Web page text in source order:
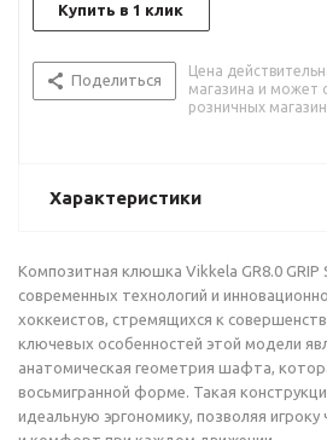
Купить в 1 клик
Поделиться
Цена
магазина и может
розничных
Характеристики
Композитная клюшка Vikkela GR8.0
современных технологий и
хоккеистов, стремящихся к
ключевых особенностей этой модели
анатомическая геометрия шафта,
восьмигранной форме. Такая
идеальную эргономику, позволяя игроку